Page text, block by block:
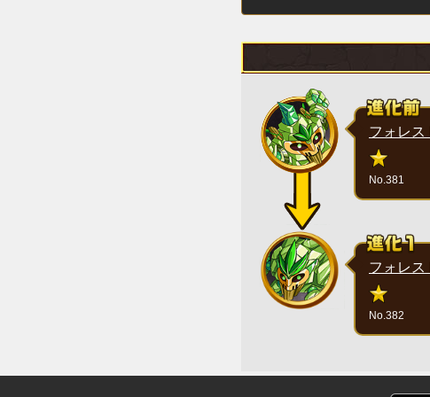
フォレス
No.381
フォレス
No.382